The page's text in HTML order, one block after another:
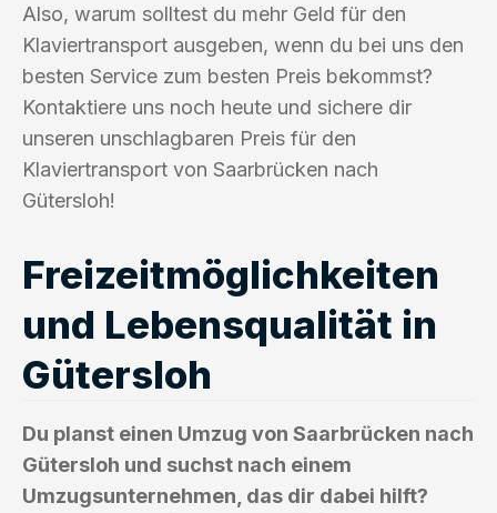
Also, warum solltest du mehr Geld für den
Klaviertransport ausgeben, wenn du bei uns den
besten Service zum besten Preis bekommst?
Kontaktiere uns noch heute und sichere dir
unseren unschlagbaren Preis für den
Klaviertransport von Saarbrücken nach
Gütersloh!
Freizeitmöglichkeiten
und Lebensqualität in
Gütersloh
Du planst einen Umzug von Saarbrücken nach
Gütersloh und suchst nach einem
Umzugsunternehmen, das dir dabei hilft?